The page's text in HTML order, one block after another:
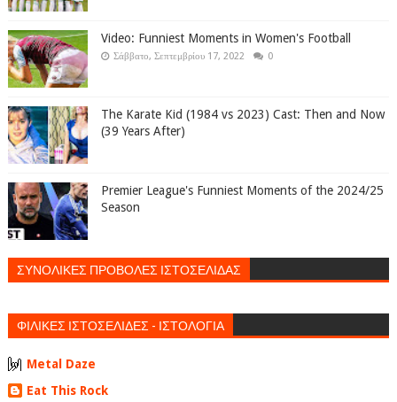
Video: Funniest Moments in Women's Football
Σάββατο, Σεπτεμβρίου 17, 2022 0
The Karate Kid (1984 vs 2023) Cast: Then and Now
(39 Years After)
Premier League's Funniest Moments of the 2024/25
Season
ΣΥΝΟΛΙΚΕΣ ΠΡΟΒΟΛΕΣ ΙΣΤΟΣΕΛΙΔΑΣ
ΦΙΛΙΚΕΣ ΙΣΤΟΣΕΛΙΔΕΣ - ΙΣΤΟΛΟΓΙΑ
Metal Daze
Eat This Rock